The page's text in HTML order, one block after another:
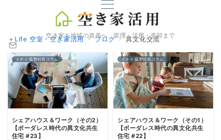
空き家を地域の資産へ、管理・活用・売却まで
＋Life 空室・空き家活用 ブログ 異文化交流
イチイ 荻野社長コラム
シェアハウス＆ワーク（その2）
【ボーダレス時代の異文化共生
住宅 #23】
イチイ 荻野社長コラム
シェアハウス＆ワーク（その1）
【ボーダレス時代の異文化共生
住宅 #22】